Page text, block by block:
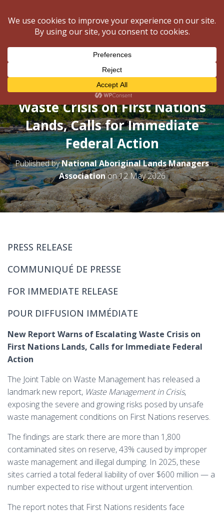
NALMA
T
E
A
V
G
A
T
I
O
N
New Report Warns of Escalating
Waste Crisis on First Nations
Lands, Calls for Immediate
Federal Action
Published byNational Aboriginal Lands Managers
Associationon12 May 2026
PRESS RELEASE
COMMUNIQUÉ DE PRESSE
FOR IMMEDIATE RELEASE
POUR DIFFUSION IMMÉDIATE
New Report Warns of Escalating Waste Crisis on
First Nations Lands, Calls for Immediate Federal
Action
The Joint Table on Waste Management has released a
landmark new report, Waste Management in Crisis,
exposing the severe and growing risks posed by unsafe
waste management conditions on First Nations reserves.
The findings are stark: there are more than 1,800
contaminated sites on reserve, 43% caused by improper
waste management and illegal dumping. In 2025, these
sites carried a total federal liability of over $600 million — a
number expected to rise without urgent intervention.
The report notes that First Nations residents face